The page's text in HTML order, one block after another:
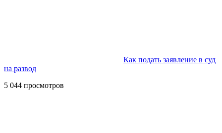
Как подать заявление в суд
на развод
5 044 просмотров